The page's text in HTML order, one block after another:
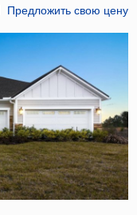
Предложить свою цену